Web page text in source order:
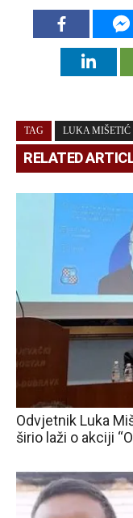
TAG LUKA MIŠETIĆ
RELATED
Odvjetnik Luka
širio laži o akciji